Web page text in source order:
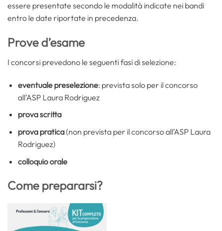
essere presentate secondo le modalità indicate nei bandi
entro le date riportate in precedenza.
Prove d’esame
I concorsi prevedono le seguenti fasi di selezione:
eventuale preselezione: prevista solo per il concorso
all’ASP Laura Rodriguez
prova scritta
prova pratica(non prevista per il concorso all’ASP Laura
Rodriguez)
colloquio orale
Come prepararsi?